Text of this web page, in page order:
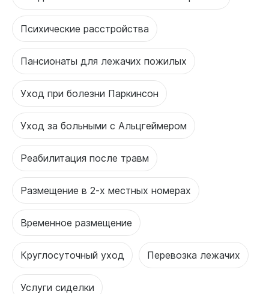
Психические расстройства
Пансионаты для лежачих пожилых
Уход при болезни Паркинсон
Уход за больными с Альцгеймером
Реабилитация после травм
Размещение в 2-х местных номерах
Временное размещение
Круглосуточный уход Перевозка лежачих
Услуги сиделки